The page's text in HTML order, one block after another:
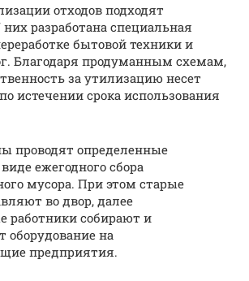
отходов подходят
них разработана специальная
бытовой техники и
Благодаря продуманным схемам,
за утилизацию несет
истечении срока использования
проводят определенные
ежегодного сбора
мусора. При этом старые
во двор, далее
работники собирают и
оборудование на
предприятия.